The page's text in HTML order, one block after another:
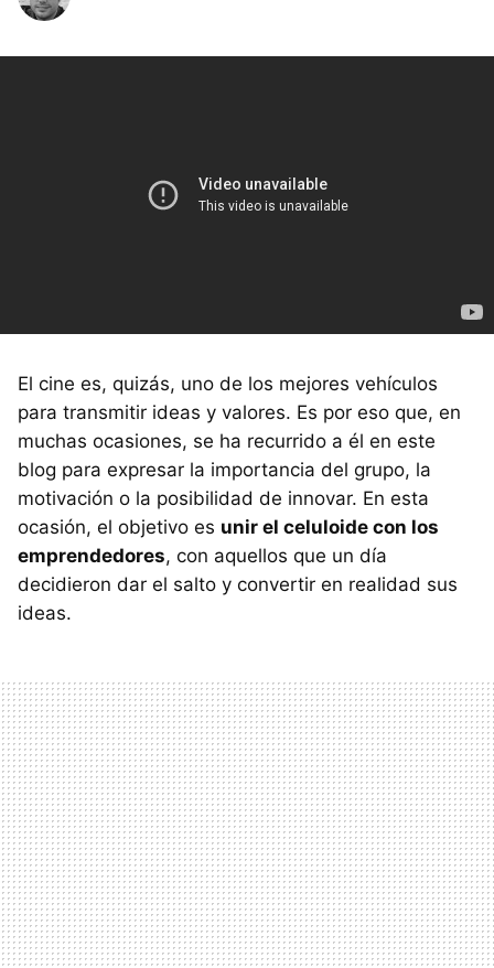
El cine es, quizás, uno de los mejores vehículos
para transmitir ideas y valores. Es por eso que, en
muchas ocasiones, se ha recurrido a él en este
blog para expresar la importancia del grupo, la
motivación o la posibilidad de innovar. En esta
ocasión, el objetivo es unir el celuloide con los
emprendedores, con aquellos que un día
decidieron dar el salto y convertir en realidad sus
ideas.